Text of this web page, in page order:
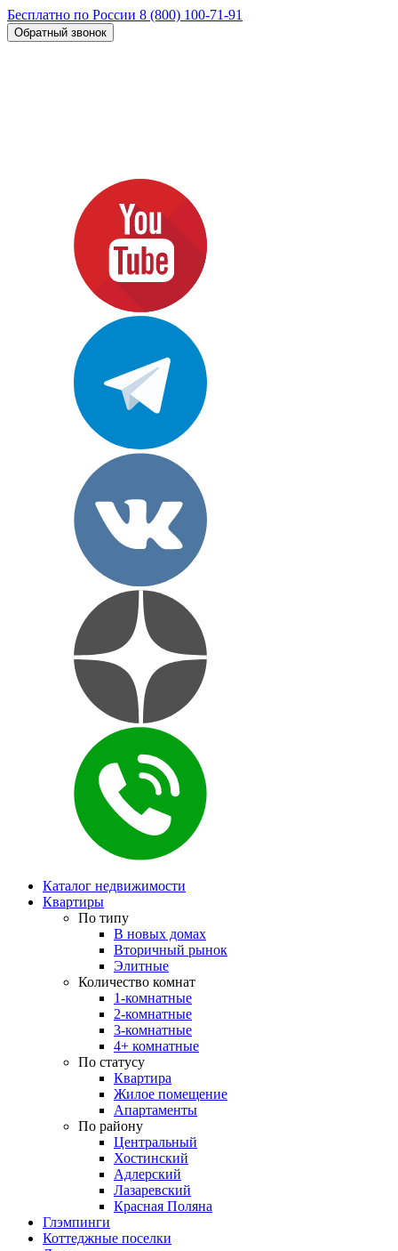
Бесплатно по России 8 (800) 100-71-91
Обратный звонок
Каталог недвижимости
Квартиры
По типу
В новых домах
Вторичный рынок
Элитные
Количество комнат
1-комнатные
2-комнатные
3-комнатные
4+ комнатные
По статусу
Квартира
Жилое помещение
Апартаменты
По району
Центральный
Хостинский
Адлерский
Лазаревский
Красная Поляна
Глэмпинги
Коттеджные поселки